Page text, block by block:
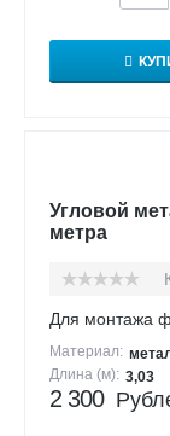
Угловой
метра
Для монтажа
Материал:
Длина (м): 3,03
2 300